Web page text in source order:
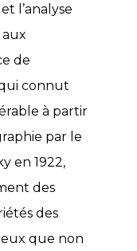
l’analyse
de
connut
à partir
par le
en 1922,
des
des
que non